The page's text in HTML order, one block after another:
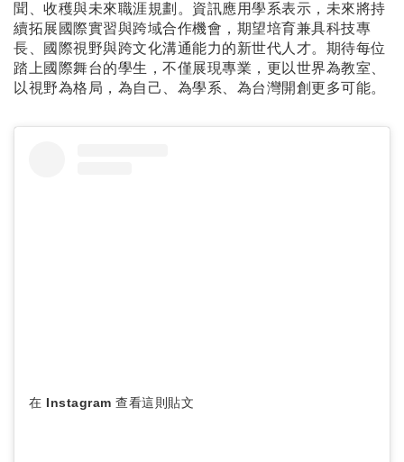
聞、收穫與未來職涯規劃。資訊應用學系表示，未來將持
續拓展國際實習與跨域合作機會，期望培育兼具科技專
長、國際視野與跨文化溝通能力的新世代人才。期待每位
踏上國際舞台的學生，不僅展現專業，更以世界為教室、
以視野為格局，為自己、為學系、為台灣開創更多可能。
在 Instagram 查看這則貼文